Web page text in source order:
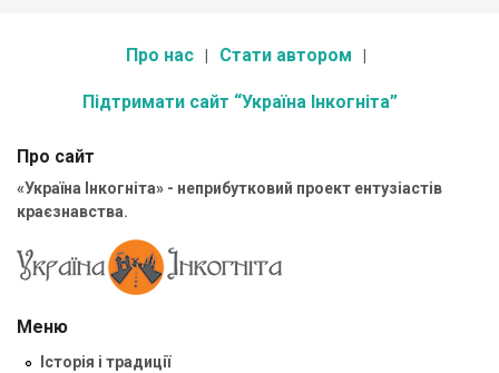
Про нас Стати автором
Підтримати сайт “Україна Інкогніта”
Про сайт
«Україна Інкогніта» - неприбутковий проект ентузіастів
краєзнавства.
Меню
Історія і традиції